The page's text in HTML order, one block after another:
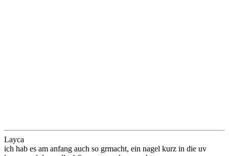
Layca
ich hab es am anfang auch so grmacht, ein nagel kurz in die uv